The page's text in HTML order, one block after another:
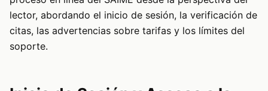
lector, abordando el inicio de sesión, la verificación de
citas, las advertencias sobre tarifas y los límites del
soporte.